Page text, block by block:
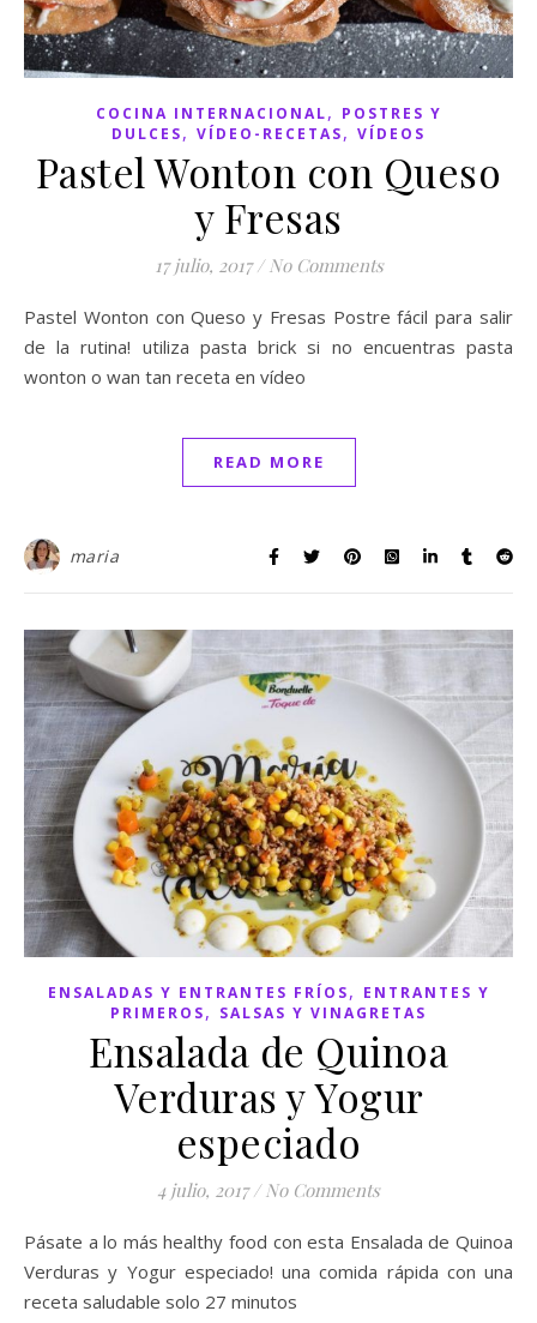
COCINA INTERNACIONAL, POSTRES Y
DULCES, VÍDEO-RECETAS, VÍDEOS
Pastel Wonton con Queso
y Fresas
17 julio, 2017 / No Comments
Pastel Wonton con Queso y Fresas Postre fácil para salir
de la rutina! utiliza pasta brick si no encuentras pasta
wonton o wan tan receta en vídeo
READ MORE
maria
ENSALADAS Y ENTRANTES FRÍOS, ENTRANTES Y
PRIMEROS, SALSAS Y VINAGRETAS
Ensalada de Quinoa
Verduras y Yogur
especiado
4 julio, 2017 / No Comments
Pásate a lo más healthy food con esta Ensalada de Quinoa
Verduras y Yogur especiado! una comida rápida con una
receta saludable solo 27 minutos